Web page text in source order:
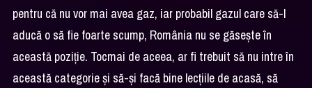
pentru că nu vor mai avea gaz, iar probabil gazul care să-l
aducă o să fie foarte scump, România nu se găsește în
această poziție. Tocmai de aceea, ar fi trebuit să nu intre în
această categorie și să-și facă bine lecțiile de acasă, să